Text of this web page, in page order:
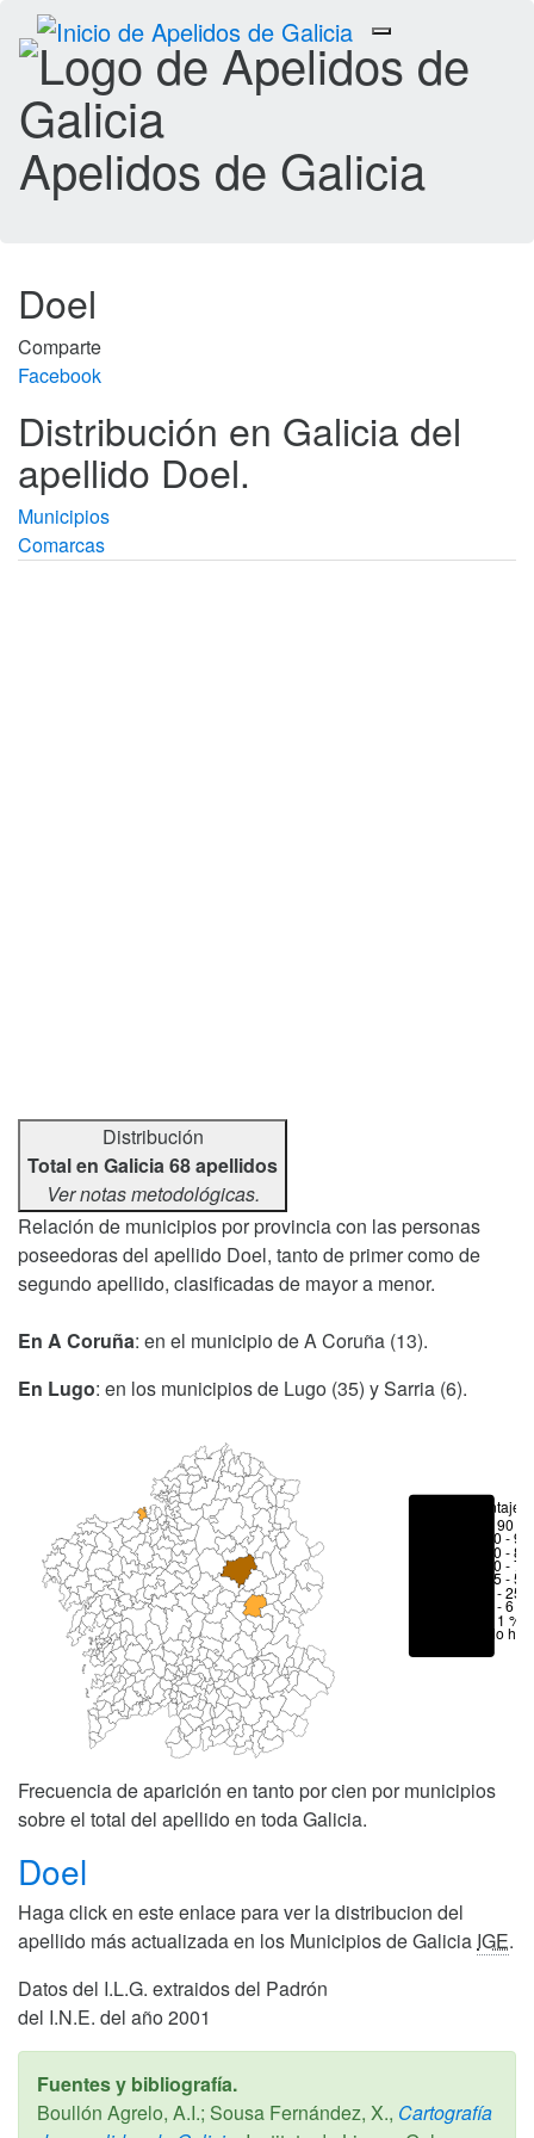
Toggle
navigation
Apelidos de Galicia
Doel
Comparte
Facebook
Distribución en Galicia del
apellido Doel.
Municipios
Comarcas
Distribución
Total en Galicia 68 apellidos
Ver notas metodológicas.
Relación de municipios por provincia con las personas
poseedoras del apellido Doel, tanto de primer como de
segundo apellido, clasificadas de mayor a menor.
En A Coruña: en el municipio de A Coruña (13).
En Lugo: en los municipios de Lugo (35) y Sarria (6).
Porcentajes
> 90 %
80 -
70 -
50 -
25 -
6 - 25
1 - 6 %
< 1 %
No hay
Frecuencia de aparición en tanto por cien por municipios
sobre el total del apellido en toda Galicia.
Doel
Haga click en este enlace para ver la distribucion del
apellido más actualizada en los Municipios de Galicia IGE.
Datos del I.L.G. extraidos del Padrón
del I.N.E. del año 2001
Fuentes y bibliografía.
Boullón Agrelo, A.I.; Sousa Fernández, X., Cartografía